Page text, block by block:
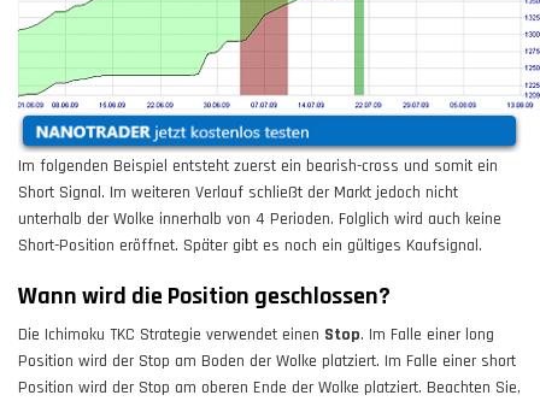
Im folgenden Beispiel entsteht zuerst ein bearish-cross und somit ein
Short Signal. Im weiteren Verlauf schließt der Markt jedoch nicht
unterhalb der Wolke innerhalb von 4 Perioden. Folglich wird auch keine
Short-Position eröffnet. Später gibt es noch ein gültiges Kaufsignal.
Wann wird die Position geschlossen?
Die Ichimoku TKC Strategie verwendet einen Stop. Im Falle einer long
Position wird der Stop am Boden der Wolke platziert. Im Falle einer short
Position wird der Stop am oberen Ende der Wolke platziert. Beachten Sie,